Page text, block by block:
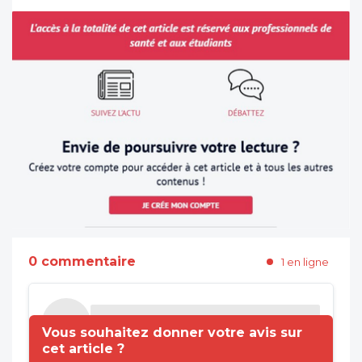
0 commentaire 1 en ligne
Vous souhaitez donner votre avis sur
cet article ?